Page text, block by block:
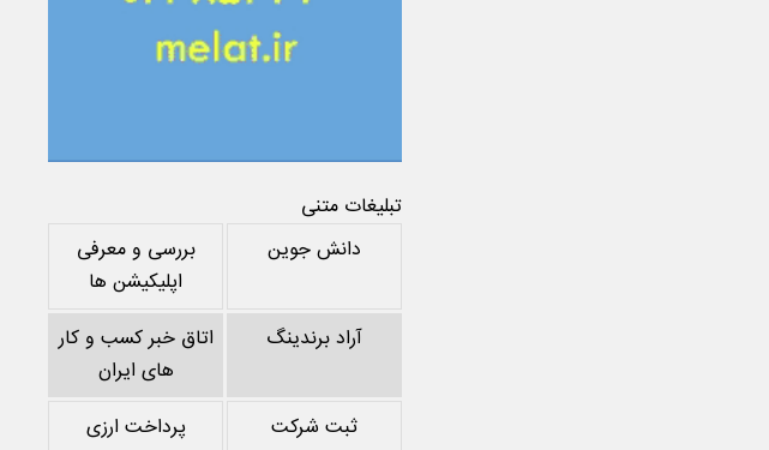
تبلیغات متنی
دانش جوین
بررسی و معرفی
اپلیکیشن ها
آراد برندینگ
اتاق خبر کسب و کار
های ایران
ثبت شرکت
پرداخت ارزی